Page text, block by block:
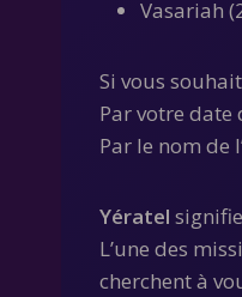
Vasariah
Si vous
Par votre date
Par le nom de
Yératel
L’une des
cherchent à